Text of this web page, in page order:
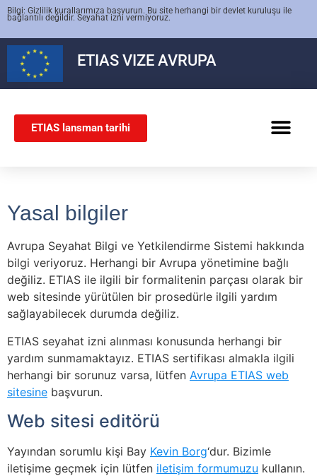
Bilgi: Gizlilik kurallarımıza başvurun. Bu site herhangi bir devlet kuruluşu ile
bağlantılı değildir. Seyahat izni vermiyoruz.
ETIASVIZE AVRUPA
ETIAS lansman tarihi
Yasal bilgiler
Avrupa Seyahat Bilgi ve Yetkilendirme Sistemi hakkında
bilgi veriyoruz. Herhangi bir Avrupa yönetimine bağlı
değiliz. ETIAS ile ilgili bir formalitenin parçası olarak bir
web sitesinde yürütülen bir prosedürle ilgili yardım
sağlayabilecek durumda değiliz.
ETIAS seyahat izni alınması konusunda herhangi bir
yardım sunmamaktayız. ETIAS sertifikası almakla ilgili
herhangi bir sorunuz varsa, lütfen Avrupa ETIAS web
sitesine başvurun.
Web sitesi editörü
Yayından sorumlu kişi Bay Kevin Borg‘dur. Bizimle
iletişime geçmek için lütfen iletişim formumuzu kullanın.